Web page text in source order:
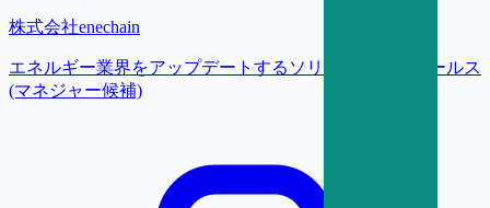
株式会社enechain
エネルギー業界をアップデートするソリューションセールス
(マネジャー候補)